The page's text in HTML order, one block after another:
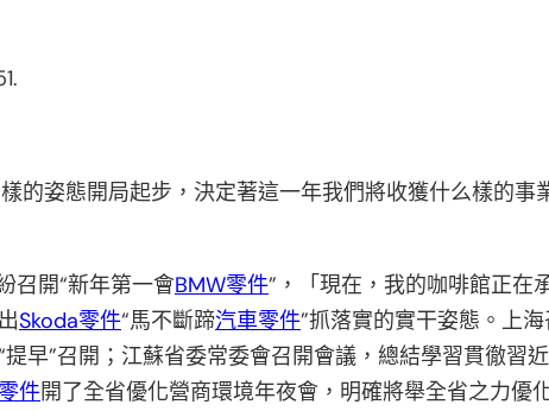
的姿態開局起步，決定著這一年我們將收獲什么樣的
召開“新年第一會BMW零件”，「現在，我的咖啡館正在
Skoda零件“馬不斷蹄汽車零件”抓落實的實干姿態。上
早”召開；江蘇省委常委會召開會議，總結學習貫徹習
件開了全省優化營商環境年夜會，明確將舉全省之力優